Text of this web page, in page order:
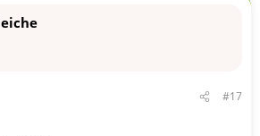
#17